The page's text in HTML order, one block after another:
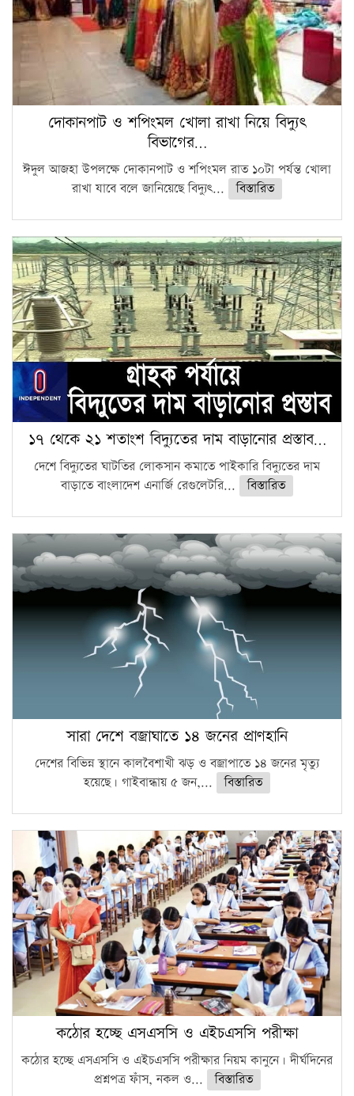
দোকানপাট ও শপিংমল খোলা রাখা নিয়ে বিদ্যুৎ
বিভাগের…
ঈদুল আজহা উপলক্ষে দোকানপাট ও শপিংমল রাত ১০টা পর্যন্ত খোলা
রাখা যাবে বলে জানিয়েছে বিদ্যুৎ...
বিস্তারিত
১৭ থেকে ২১ শতাংশ বিদ্যুতের দাম বাড়ানোর প্রস্তাব…
দেশে বিদ্যুতের ঘাটতির লোকসান কমাতে পাইকারি বিদ্যুতের দাম
বাড়াতে বাংলাদেশ এনার্জি রেগুলেটরি...
বিস্তারিত
সারা দেশে বজ্রাঘাতে ১৪ জনের প্রাণহানি
দেশের বিভিন্ন স্থানে কালবৈশাখী ঝড় ও বজ্রাপাতে ১৪ জনের মৃত্যু
হয়েছে। গাইবান্ধায় ৫ জন,...
বিস্তারিত
কঠোর হচ্ছে এসএসসি ও এইচএসসি পরীক্ষা
কঠোর হচ্ছে এসএসসি ও এইচএসসি পরীক্ষার নিয়ম কানুনে। দীর্ঘদিনের
প্রশ্নপত্র ফাঁস, নকল ও...
বিস্তারিত